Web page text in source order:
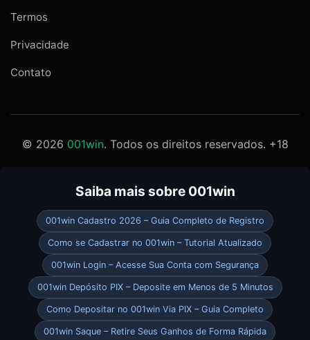
Termos
Privacidade
Contato
© 2026 001win. Todos os direitos reservados. +18
Saiba mais sobre 001win
001win Cadastro 2026 – Guia Completo de Registro
Como se Cadastrar no 001win – Tutorial Atualizado
001win Login – Acesse Sua Conta com Segurança
001win Depósito PIX – Deposite em Menos de 5 Minutos
Como Depositar no 001win Via PIX – Guia Completo
001win Saque – Retire Seus Ganhos de Forma Rápida